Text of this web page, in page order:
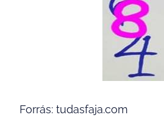
Forrás: tudasfaja.com